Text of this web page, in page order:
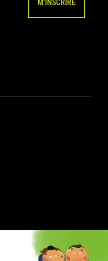
M'INSCRIRE
Mentions légales
CGV